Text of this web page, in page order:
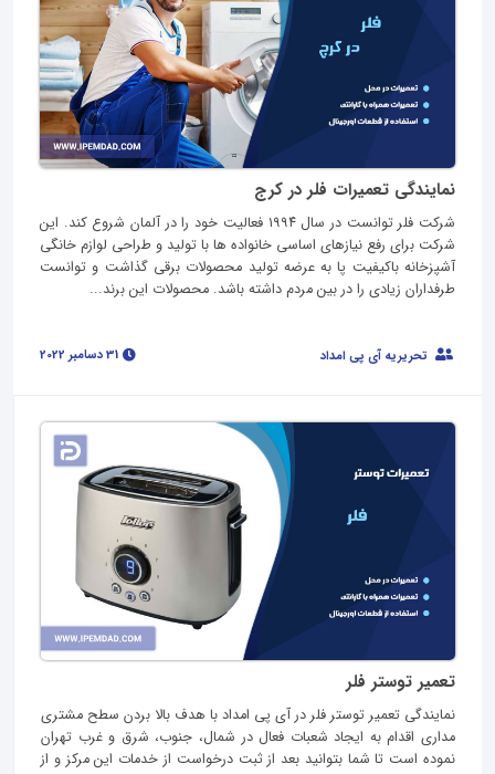
نمایندگی تعمیرات فلر در کرج
شرکت فلر توانست در سال ۱۹۹۴ فعالیت خود را در آلمان شروع کند. این
شرکت برای رفع نیازهای اساسی خانواده ها با تولید و طراحی لوازم خانگی
آشپزخانه باکیفیت پا به عرضه تولید محصولات برقی گذاشت و توانست
طرفداران زیادی را در بین مردم داشته باشد. محصولات این برند...
تحریریه آی پی امداد
تعمیر توستر فلر
نمایندگی تعمیر توستر فلر در آی پی امداد با هدف بالا بردن سطح مشتری
مداری اقدام به ایجاد شعبات فعال در شمال، جنوب، شرق و غرب تهران
نموده است تا شما بتوانید بعد از ثبت درخواست از خدمات این مرکز و از